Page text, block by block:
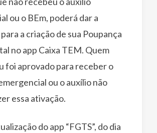
ou o BEm, poderá dar a
a criação de sua Poupança
no app Caixa TEM. Quem
foi aprovado para receber o
ou o auxílio não
essa ativação.
do app “FGTS”, do dia